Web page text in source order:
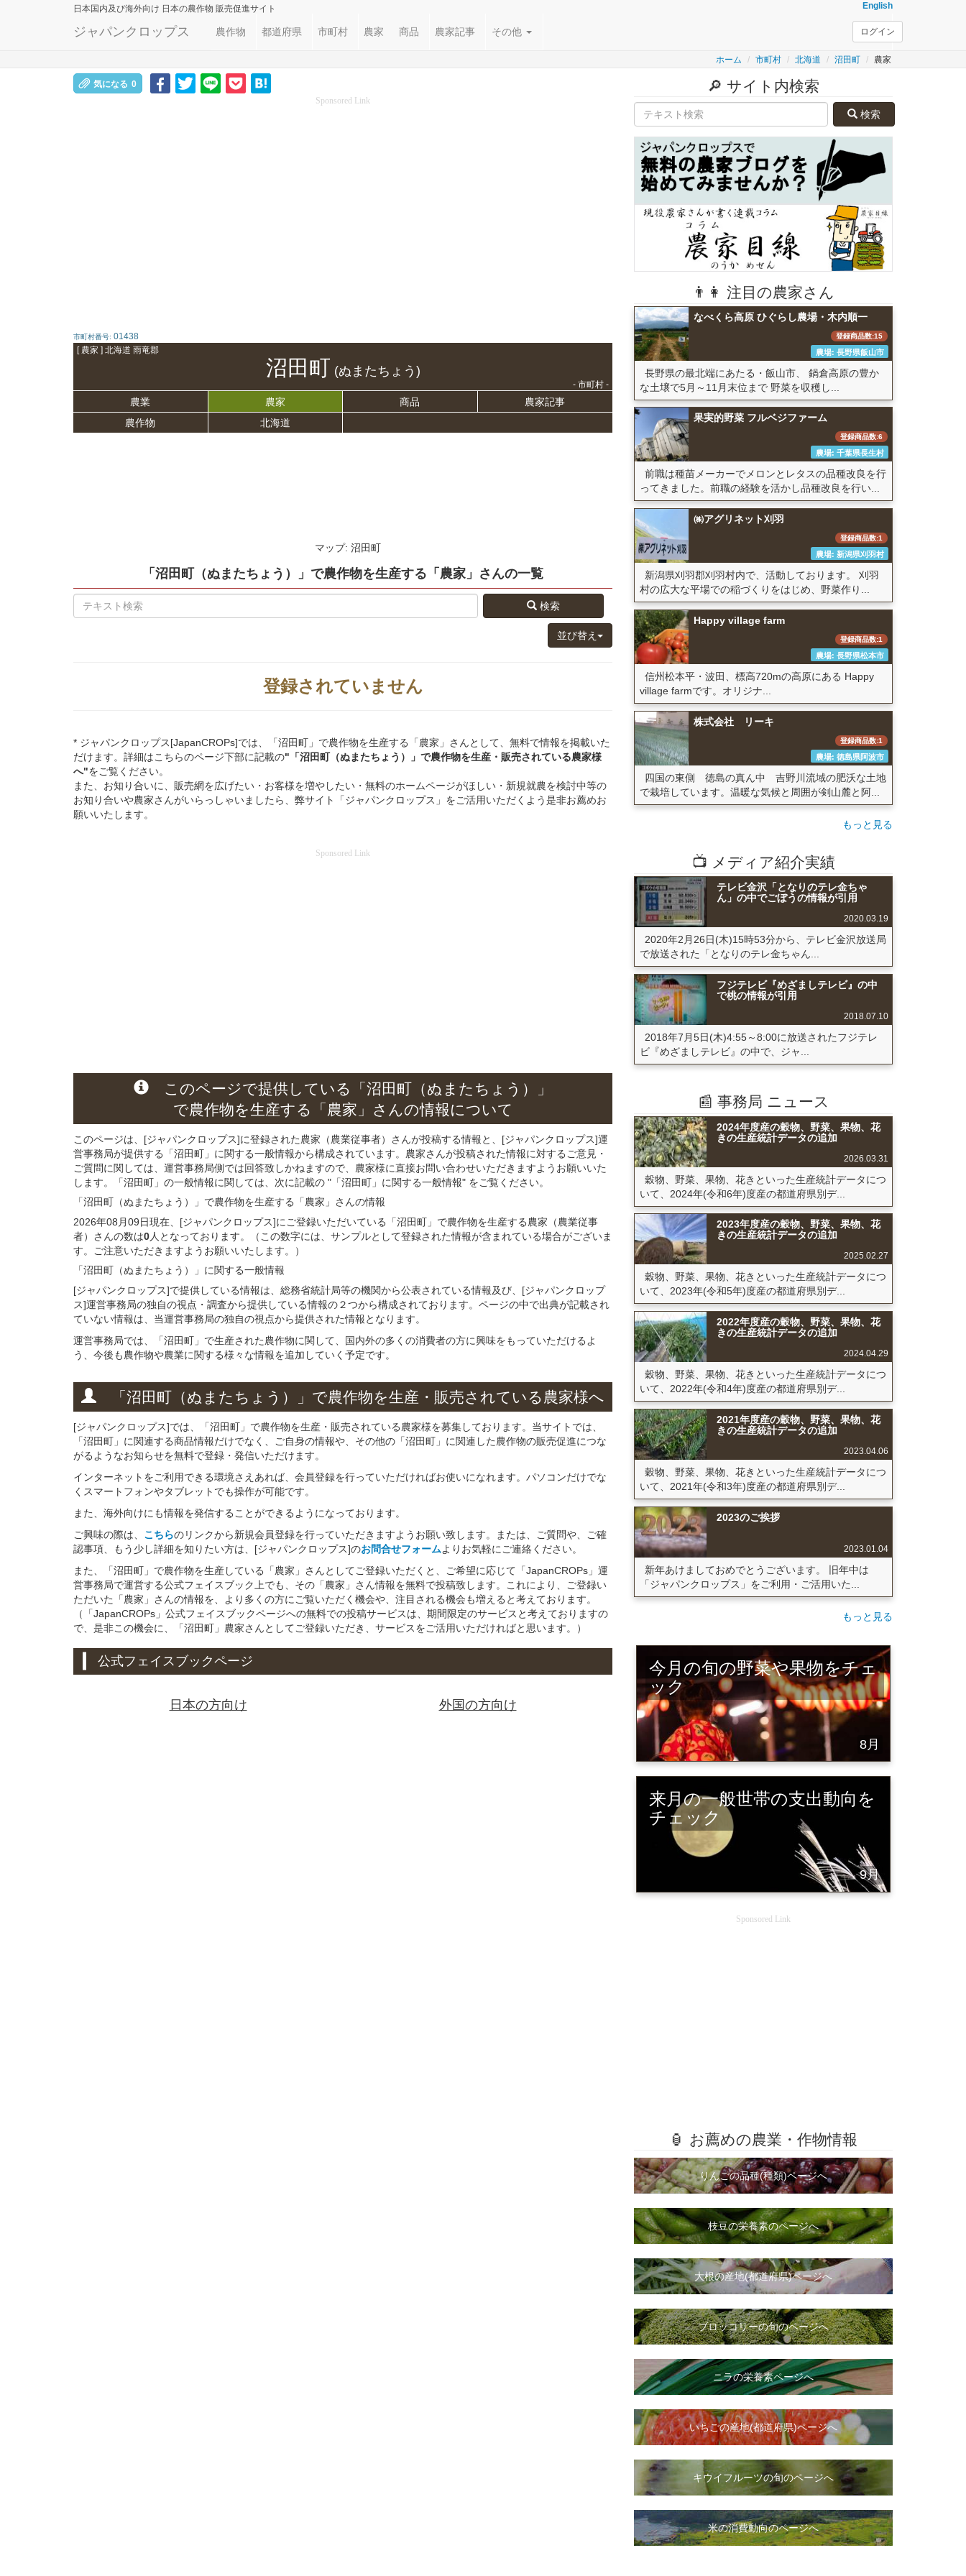
日本国内及び海外向け 日本の農作物 販売促進サイト English
ジャパンクロップス 農作物 都道府県 市町村 農家 商品 農家記事 その他 ログイン
ホーム 市町村 北海道 沼田町 農家
気になる 0
Sponsored Link
市町村番号: 01438
[ 農家 ] 北海道 雨竜郡
沼田町 (ぬまたちょう)
- 市町村 -
農業 農家 商品
農家記事
農作物
北海道
マップ: 沼田町
「沼田町（ぬまたちょう）」 で農作物を生産する 「農家」さんの一覧
検索
並び替え
登録されていません
* ジャパンクロップス[JapanCROPs]では、「沼田町」で農作物を生産する「農家」さんとして、無料で情報を掲載いた
だけます。詳細はこちらのページ下部に記載の"「沼田町（ぬまたちょう）」 で農作物を生産・販売されている農家様
へ"をご覧ください。
また、お知り合いに、販売網を広げたい・お客様を増やしたい・無料のホームページがほしい・新規就農を検討中等の
お知り合いや農家さんがいらっしゃいましたら、弊サイト「ジャパンクロップス」をご活用いただくよう是非お薦めお
願いいたします。
Sponsored Link
このページで提供している
「沼田町（ぬまたちょう）」
で農作物を生産する
「農家」さんの情報について
このページは、[ジャパンクロップス]に登録された農家（農業従事者）さんが投稿する情報と、[ジャパンクロップス]運
営事務局が提供する「沼田町」に関する一般情報から構成されています。農家さんが投稿された情報に対するご意見・
ご質問に関しては、運営事務局側では回答致しかねますので、農家様に直接お問い合わせいただきますようお願いいた
します。「沼田町」の一般情報に関しては、次に記載の "「沼田町」に関する一般情報" をご覧ください。
「沼田町（ぬまたちょう）」 で農作物を生産する 「農家」さんの情報
2026年08月09日現在、[ジャパンクロップス]にご登録いただいている「沼田町」で農作物を生産する農家（農業従事
者）さんの数は0人となっております。（この数字には、サンプルとして登録された情報が含まれている場合がございま
す。ご注意いただきますようお願いいたします。）
「沼田町（ぬまたちょう）」 に関する一般情報
[ジャパンクロップス]で提供している情報は、総務省統計局等の機関から公表されている情報及び、[ジャパンクロップ
ス]運営事務局の独自の視点・調査から提供している情報の２つから構成されております。ページの中で出典が記載され
ていない情報は、当運営事務局の独自の視点から提供された情報となります。
運営事務局では、「沼田町」で生産された農作物に関して、国内外の多くの消費者の方に興味をもっていただけるよ
う、今後も農作物や農業に関する様々な情報を追加していく予定です。
「沼田町（ぬまたちょう）」 で農作物を生産・販売されている 農家様へ
[ジャパンクロップス]では、「沼田町」で農作物を生産・販売されている農家様を募集しております。当サイトでは、
「沼田町」に関連する商品情報だけでなく、ご自身の情報や、その他の「沼田町」に関連した農作物の販売促進につな
がるようなお知らせを無料で登録・発信いただけます。
インターネットをご利用できる環境さえあれば、会員登録を行っていただければお使いになれます。パソコンだけでな
くスマートフォンやタブレットでも操作が可能です。
また、海外向けにも情報を発信することができるようになっております。
ご興味の際は、 こちらのリンクから新規会員登録を行っていただきますようお願い致します。または、ご質問や、ご確
認事項、もう少し詳細を知りたい方は、[ジャパンクロップス]のお問合せフォームよりお気軽にご連絡ください。
また、「沼田町」で農作物を生産している「農家」さんとしてご登録いただくと、ご希望に応じて「JapanCROPs」運
営事務局で運営する公式フェイスブック上でも、その「農家」さん情報を無料で投稿致します。これにより、ご登録い
ただいた「農家」さんの情報を、より多くの方にご覧いただく機会や、注目される機会も増えると考えております。
（「JapanCROPs」公式フェイスブックページへの無料での投稿サービスは、期間限定のサービスと考えておりますの
で、是非この機会に、「沼田町」農家さんとしてご登録いただき、サービスをご活用いただければと思います。）
公式フェイスブックページ
日本の方向け 外国の方向け
🔎 サイト内検索
検索
👨👩 注目の農家さん
なべくら高原 ひぐらし農場・木内順一
登録商品数:15
農場: 長野県飯山市
長野県の最北端にあたる・飯山市、 鍋倉高原の豊か
な土壌で5月～11月末位まで 野菜を収穫し...
果実的野菜 フルベジファーム
登録商品数:6
農場: 千葉県長生村
前職は種苗メーカーでメロンとレタスの品種改良を行
ってきました。前職の経験を活かし品種改良を行い...
㈱アグリネット刈羽
登録商品数:1
農場: 新潟県刈羽村
新潟県刈羽郡刈羽村内で、活動しております。 刈羽
村の広大な平場での稲づくりをはじめ、野菜作り...
Happy village farm
登録商品数:1
農場: 長野県松本市
信州松本平・波田、標高720mの高原にある Happy
village farmです。オリジナ...
株式会社 リーキ
登録商品数:1
農場: 徳島県阿波市
四国の東側 徳島の真ん中 吉野川流域の肥沃な土地
で栽培しています。温暖な気候と周囲が剣山麓と阿...
もっと見る
📺 メディア紹介実績
テレビ金沢「となりのテレ金ちゃ
ん」の中でごぼうの情報が引用
2020.03.19
2020年2月26日(木)15時53分から、テレビ金沢放送局
で放送された「となりのテレ金ちゃん...
フジテレビ『めざましテレビ』の中
で桃の情報が引用
2018.07.10
2018年7月5日(木)4:55～8:00に放送されたフジテレ
ビ『めざましテレビ』の中で、ジャ...
📰 事務局 ニュース
2024年度産の穀物、野菜、果物、花
きの生産統計データの追加
2026.03.31
穀物、野菜、果物、花きといった生産統計データにつ
いて、2024年(令和6年)度産の都道府県別デ...
2023年度産の穀物、野菜、果物、花
きの生産統計データの追加
2025.02.27
穀物、野菜、果物、花きといった生産統計データにつ
いて、2023年(令和5年)度産の都道府県別デ...
2022年度産の穀物、野菜、果物、花
きの生産統計データの追加
2024.04.29
穀物、野菜、果物、花きといった生産統計データにつ
いて、2022年(令和4年)度産の都道府県別デ...
2021年度産の穀物、野菜、果物、花
きの生産統計データの追加
2023.04.06
穀物、野菜、果物、花きといった生産統計データにつ
いて、2021年(令和3年)度産の都道府県別デ...
2023のご挨拶
2023.01.04
新年あけましておめでとうございます。 旧年中は
「ジャパンクロップス」をご利用・ご活用いた...
もっと見る
今月の旬の野菜や果物をチェ
ック
8月
来月の一般世帯の支出動向を
チェック
9月
Sponsored Link
🏮 お薦めの農業・作物情報
りんごの品種(種類)ページへ
枝豆の栄養素のページへ
大根の産地(都道府県)ページへ
ブロッコリーの旬のページへ
ニラの栄養素ページへ
いちごの産地(都道府県)ページへ
キウイフルーツの旬のページへ
米の消費動向のページへ